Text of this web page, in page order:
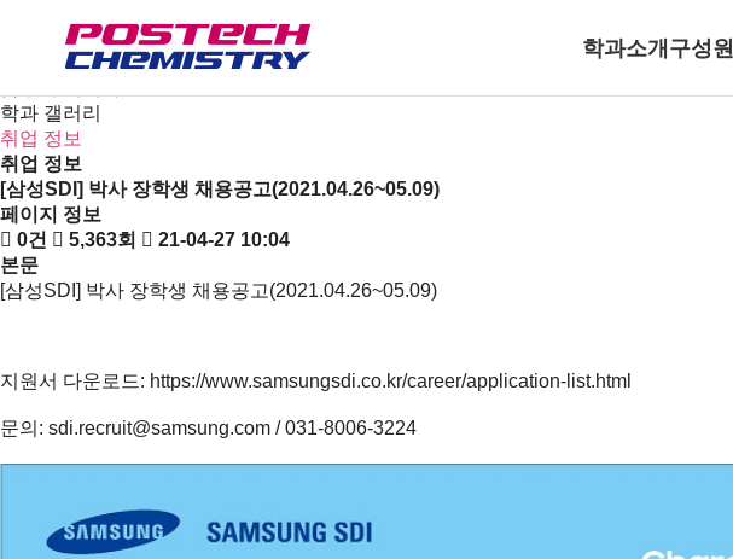
학과소개 구성원
공지사항
학과 갤러리
취업 정보
취업 정보
[삼성SDI] 박사 장학생 채용공고(2021.04.26~05.09)
페이지 정보
0건
5,363회
21-04-27 10:04
본문
[삼성SDI] 박사 장학생 채용공고(2021.04.26~05.09)
지원서 다운로드: https://www.samsungsdi.co.kr/career/application-list.html
문의: sdi.recruit@samsung.com / 031-8006-3224